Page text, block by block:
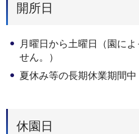
開所日
月曜日から土曜日（園に
せん。）
夏休み等の長期休業期間中
休園日